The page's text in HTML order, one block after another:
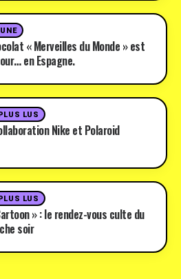
« Merveilles du Monde » est
en Espagne.
LUS
Nike et Polaroid
LUS
» : le rendez-vous culte du
soir